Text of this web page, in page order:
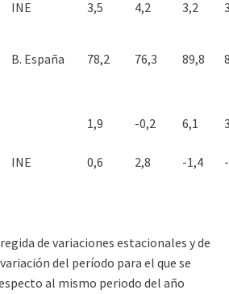
INE 3,5 4,2 3,2
B. España 78,2 76,3 89,8
1,9 -0,2 6,1
INE 0,6 2,8 -1,4
de variaciones estacionales y de
del período para el que se
al mismo periodo del año